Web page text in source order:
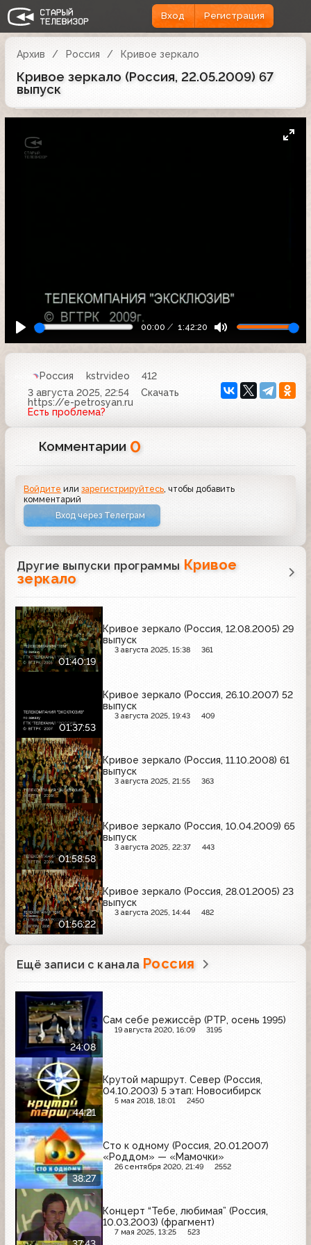
Вход Регистрация
Архив Россия Кривое зеркало
Кривое зеркало (Россия, 22.05.2009) 67
выпуск
00:00 1:42:20
Россия kstrvideo
412
3 августа 2025, 22:54
Скачать
https://e-petrosyan.ru
Есть проблема?
Комментарии 0
Войдите илизарегистрируйтесь, чтобы добавить
комментарий
Вход через Телеграм
Другие выпуски программы Кривое
зеркало
01:40:19
Кривое зеркало (Россия, 12.08.2005) 29
выпуск
3 августа 2025, 15:38 361
01:37:53
Кривое зеркало (Россия, 26.10.2007) 52
выпуск
3 августа 2025, 19:43 409
Кривое зеркало (Россия, 11.10.2008) 61
выпуск
3 августа 2025, 21:55 363
01:58:58
Кривое зеркало (Россия, 10.04.2009) 65
выпуск
3 августа 2025, 22:37 443
01:56:22
Кривое зеркало (Россия, 28.01.2005) 23
выпуск
3 августа 2025, 14:44 482
Ещё записи с канала Россия
24:08
Сам себе режиссёр (РТР, осень 1995)
19 августа 2020, 16:09 3195
44:21
Крутой маршрут. Север (Россия,
04.10.2003) 5 этап: Новосибирск
5 мая 2018, 18:01 2450
38:27
Сто к одному (Россия, 20.01.2007)
«Роддом» — «Мамочки»
26 сентября 2020, 21:49 2552
Концерт “Тебе, любимая” (Россия,
10.03.2003) (фрагмент)
7 мая 2025, 13:25 523